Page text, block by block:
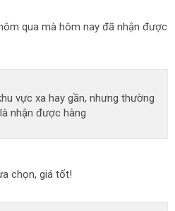
qua mà hôm nay đã nhận được
vực xa hay gần, nhưng thường
nhận được hàng
chọn, giá tốt!